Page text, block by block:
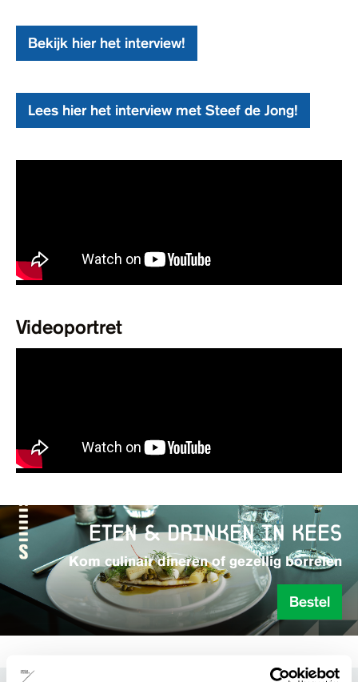
Bekijk hier het interview!
Lees hier het interview met Steef de Jong!
Videoportret
eten & drinken in kees
Kom culinair dineren of gezellig borrelen
Bestel